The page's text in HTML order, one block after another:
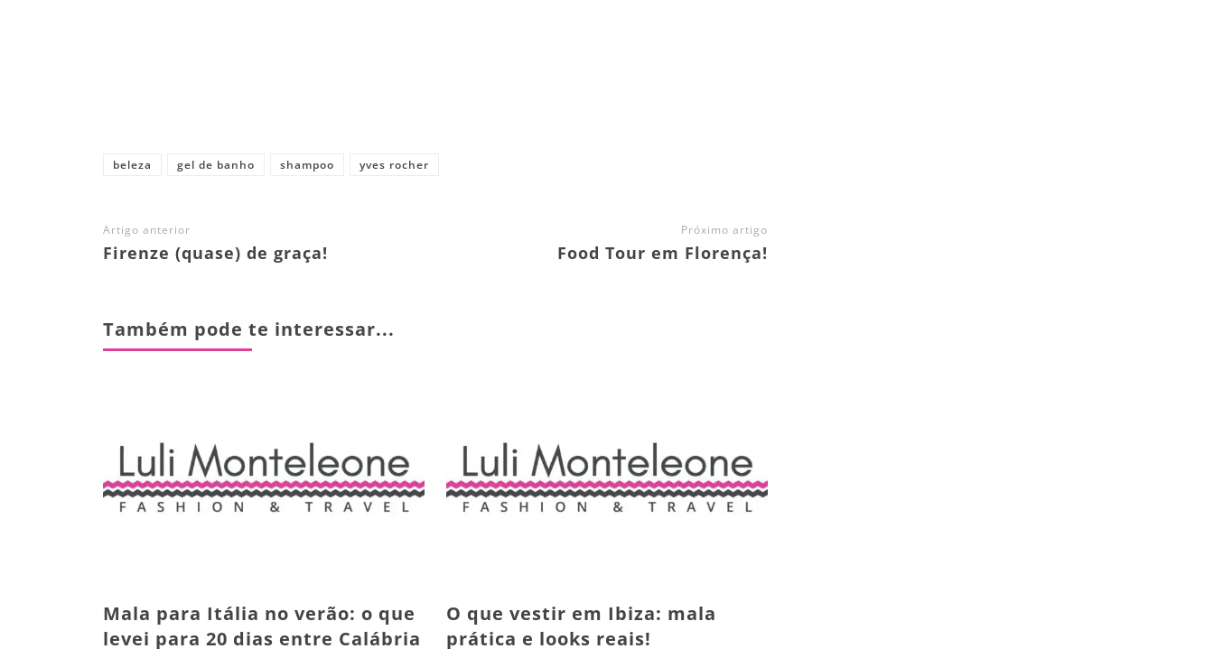
beleza gel de banho shampoo yves rocher
Artigo anterior
Firenze (quase) de graça!
Próximo artigo
Food Tour em Florença!
Também pode te interessar...
Mala para Itália no verão: o que
levei para 20 dias entre Calábria
O que vestir em Ibiza: mala
prática e looks reais!